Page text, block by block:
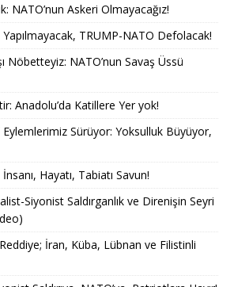
NATO’nun Askeri Olmayacağız!
TRUMP-NATO Defolacak!
Nöbetteyiz: NATO’nun Savaş Üssü
Anadolu’da Katillere Yer yok!
Eylemlerimiz Sürüyor: Yoksulluk Büyüyor,
Hayatı, Tabiatı Savun!
Siyonist Saldırganlık ve Direnişin Seyri
İran, Küba, Lübnan ve Filistinli